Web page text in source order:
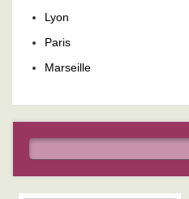
Lyon
Paris
Marseille